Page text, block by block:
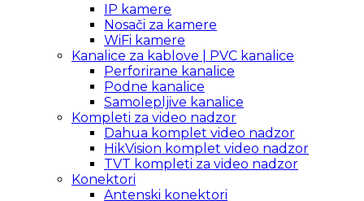
IP kamere
Nosači za kamere
WiFi kamere
Kanalice za kablove | PVC kanalice
Perforirane kanalice
Podne kanalice
Samolepljive kanalice
Kompleti za video nadzor
Dahua komplet video nadzor
HikVision komplet video nadzor
TVT kompleti za video nadzor
Konektori
Antenski konektori